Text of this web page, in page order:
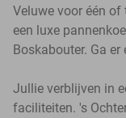
Veluwe voor één
een luxe
Boskabouter. Ga
Jullie verblijven in
faciliteiten. 's